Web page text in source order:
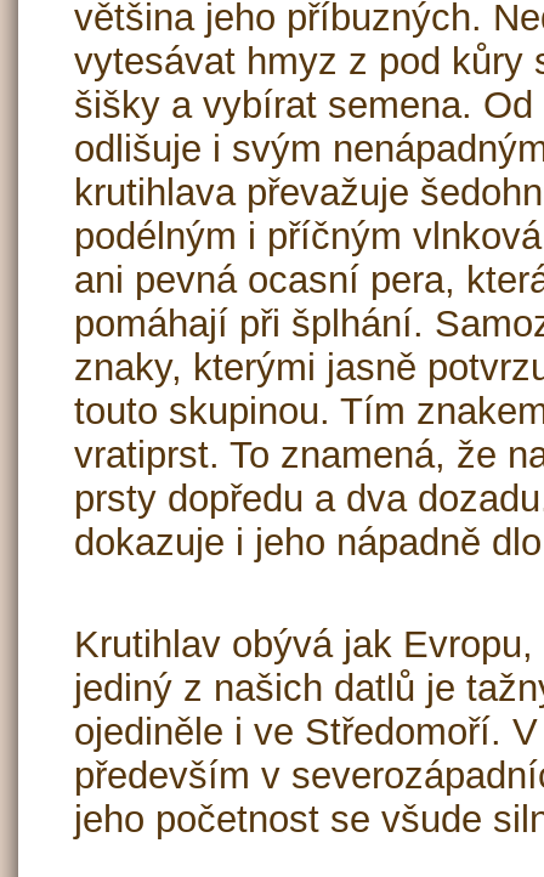
většina jeho příbuzných.
vytesávat hmyz z pod kůry
šišky a vybírat semena.
odlišuje i svým
krutihlava převažuje
podélným i příčným
ani pevná ocasní pera,
pomáhají při šplhání.
znaky, kterými jasně
touto skupinou. Tím
vratiprst. To znamená, že
prsty dopředu a dva
dokazuje i jeho nápadně
Krutihlav obývá jak
jediný z našich datlů je
ojediněle i ve Středomoří.
především v
jeho početnost se všude